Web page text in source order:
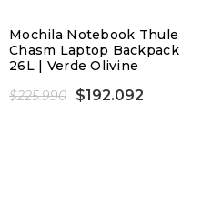
Mochila Notebook Thule
Chasm Laptop Backpack
26L | Verde Olivine
$225.990
$192.092